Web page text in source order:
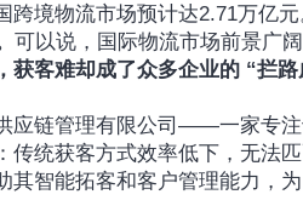
跨境物流市场预计达2.71万亿
可以说，国际物流市场前景广
获客难却成了众多企业的 “拦路
应链管理有限公司——一家专
传统获客方式效率低下，无法
其智能拓客和客户管理能力，